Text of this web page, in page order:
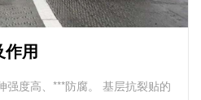
作用
强度高、***防腐。 基层抗裂贴的